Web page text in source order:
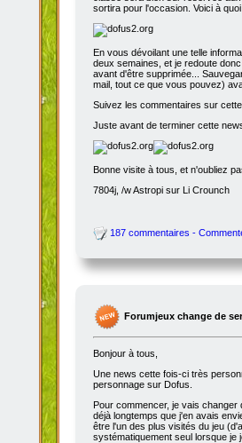
sortira pour l'occasion. Voici à
En vous dévoilant une telle
deux semaines, et je redoute
avant d'être supprimée...
mail, tout ce que vous pouvez)
Suivez les commentaires sur
Juste avant de terminer cette
Bonne visite à tous, et n'oubliez
7804j, /w Astropi sur Li Crounch
187 commentaires -
Forumjeux change de
Bonjour à tous,
Une news cette fois-ci très
personnage sur Dofus.
Pour commencer, je vais
déjà longtemps que j'en avais
être l'un des plus visités du jeu
systématiquement seul lorsque je